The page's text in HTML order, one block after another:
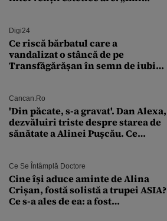
Digi24
Ce riscă bărbatul care a
vandalizat o stâncă de pe
Transfăgărășan în semn de iubire
Cancan.ro
'Din păcate, s-a gravat'. Dan Alexa,
dezvăluiri triste despre starea de
sănătate a Alinei Pușcău. Ce
Ce Se Întâmplă Doctore
Cine își aduce aminte de Alina
Crișan, fostă solistă a trupei ASIA?
Ce s-a ales de ea: a fost